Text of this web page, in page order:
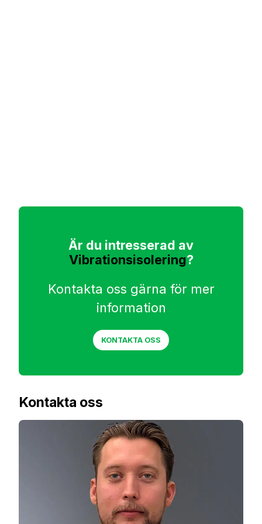
Är du intresserad av
Vibrationsisolering?
Kontakta oss gärna för mer
information
KONTAKTA OSS
Kontakta oss